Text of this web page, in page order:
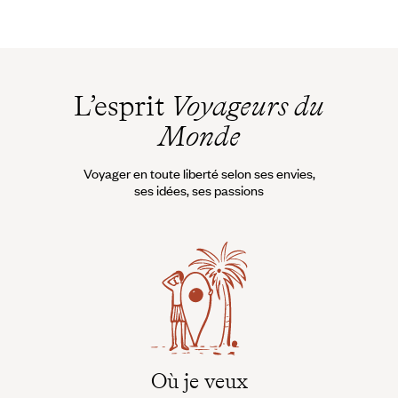
relie justement la mer Noire à la mer de Marmara. Quel
délice de glisser sur ses eaux et d'admirer les somptueux
palais qui fleurissent sur les rives… Puis de reposer pied à
glaner épices, bijoux et tissus.
qu'une cité en grande partie orientale puisse
être aussi branchée qu'une grande capitale
européenne, les amoureux d'histoire qui
pourront rester en ville une semaine sans voir
se tarir les visites sur leur planning, les fanas
de mixité qui seront servis aussi bien d'un
point de vue humain que culinaire ou
L’esprit Voyageurs du
Monde
Voyager en toute liberté selon ses envies,
ses idées, ses passions
Où je veux